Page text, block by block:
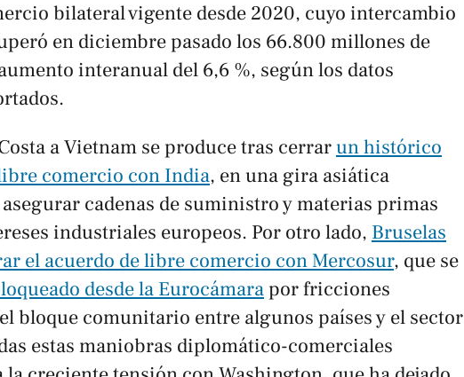
bilateral vigente desde 2020, cuyo intercambio
en diciembre pasado los 66.800 millones de
interanual del 6,6 %, según los datos
a Vietnam se produce tras cerrarun histórico
comercio con India, en una gira asiática
cadenas de suministro y materias primas
industriales europeos. Por otro lado, Bruselas
el acuerdo de libre comercio con Mercosur, que se
desde la Eurocámara por fricciones
bloque comunitario entre algunos países y el sector
estas maniobras diplomático-comerciales